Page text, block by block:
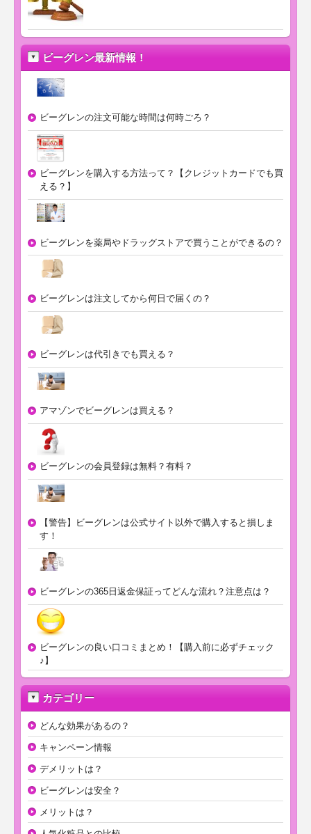
ビーグレン最新情報！
ビーグレンの注文可能な時間は何時ごろ？
ビーグレンを購入する方法って？【クレジットカードでも買
える？】
ビーグレンを薬局やドラッグストアで買うことができるの？
ビーグレンは注文してから何日で届くの？
ビーグレンは代引きでも買える？
アマゾンでビーグレンは買える？
ビーグレンの会員登録は無料？有料？
【警告】ビーグレンは公式サイト以外で購入すると損しま
す！
ビーグレンの365日返金保証ってどんな流れ？注意点は？
ビーグレンの良い口コミまとめ！【購入前に必ずチェック
♪】
カテゴリー
どんな効果があるの？
キャンペーン情報
デメリットは？
ビーグレンは安全？
メリットは？